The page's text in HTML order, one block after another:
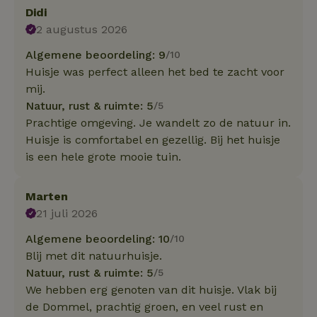
Didi
2 augustus 2026
Algemene beoordeling: 9/10
Huisje was perfect alleen het bed te zacht voor
mij.
Natuur, rust & ruimte: 5/5
Prachtige omgeving. Je wandelt zo de natuur in.
Huisje is comfortabel en gezellig. Bij het huisje
is een hele grote mooie tuin.
Marten
21 juli 2026
Algemene beoordeling: 10/10
Blij met dit natuurhuisje.
Natuur, rust & ruimte: 5/5
We hebben erg genoten van dit huisje. Vlak bij
de Dommel, prachtig groen, en veel rust en